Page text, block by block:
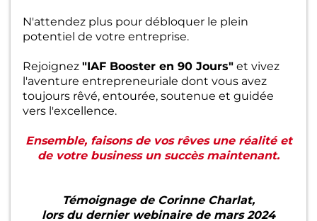
N'attendez plus pour débloquer le plein
potentiel de votre entreprise.
Rejoignez "IAF Booster en 90 Jours" et vivez
l'aventure entrepreneuriale dont vous avez
toujours rêvé, entourée, soutenue et guidée
vers l'excellence.
Ensemble, faisons de vos rêves une réalité et
de votre business un succès maintenant.
Témoignage de Corinne Charlat,
lors du dernier webinaire de mars 2024